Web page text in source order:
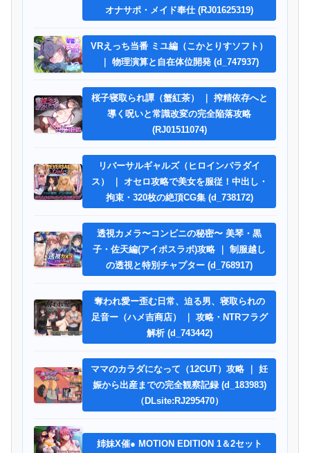
オナサポ・メイド奉仕 (RJ01625319)
VRえっち当番 ミユ編（こかとりすソフト）
｜ 物理演算と自在体位開発 (d_747937)
桜子寝取られ譚（蟹紅茶） ｜ 搾精依存へと
導く呪いと常識改変の完全陥落攻略
(RJ01511074)
リバーサルギャルズ（ヒロインパラダイ
ス） ｜ オセロ攻略で美女を服従！中出し・
拘束・320枚の絶頂CG集 (d_738172)
透視カメラ〜コンビニの秘密〜 美琴・黒
子・佐天編(アイポスラボ)攻略 ｜ 制服越し
の透視と特別チャプター (d_768917)
奪われ愛ー歪む日常、迫る男、寝取られの
足音ー（ハメ吉商店） ｜ 攻略・NTRフラグ
解析 (d_743442)
ママのカラダになって（12CUT）攻略 ｜ 妊
娠から出産までの完全観察記録 (d_183983)
（DLsite:RJ295470）
姉妹X催● MOTION EDITION 1＆2セット